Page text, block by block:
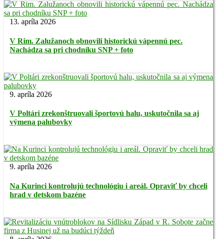
13. apríla 2026
V Rim. Zalužanoch obnovili historickú vápennú pec.
Nachádza sa pri chodníku SNP + foto
9. apríla 2026
V Poltári zrekonštruovali športovú halu, uskutočnila sa aj
výmena palubovky
9. apríla 2026
Na Kurinci kontrolujú technológiu i areál. Opraviť by chceli
hrad v detskom bazéne